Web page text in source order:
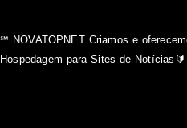
℠ NOVATOPNET Criamos e
Hospedagem para Sites de Notícias🔰